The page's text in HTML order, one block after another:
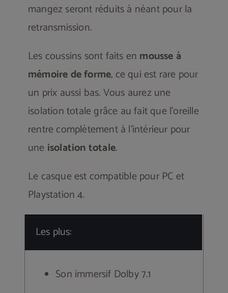
mangez seront réduits à néant pour la
retransmission.
Les coussins sont faits en mousse à
mémoire de forme, ce qui est rare pour
un prix aussi bas. Vous aurez une
isolation totale grâce au fait que l’oreille
rentre complètement à l’intérieur pour
une isolation totale.
Le casque est compatible pour PC et
Playstation 4.
Les plus:
Son immersif Dolby 7.1